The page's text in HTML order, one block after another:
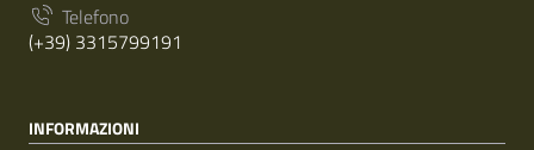
Telefono
(+39) 3315799191
INFORMAZIONI